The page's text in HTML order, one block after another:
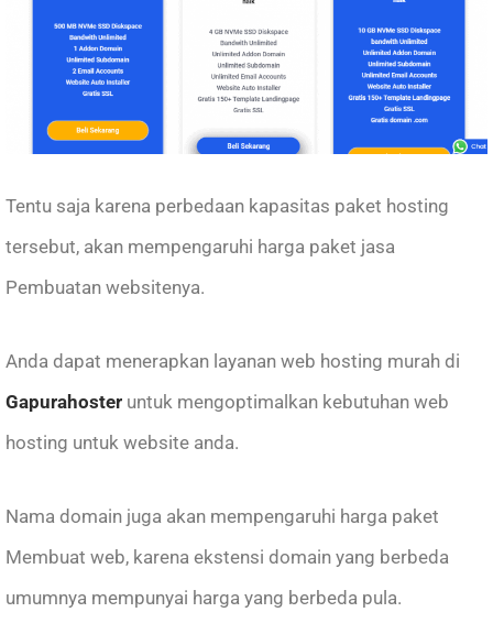
Tentu saja karena perbedaan kapasitas paket hosting
tersebut, akan mempengaruhi harga paket jasa
Pembuatan websitenya.
Anda dapat menerapkan layanan web hosting murah di
Gapurahoster untuk mengoptimalkan kebutuhan web
hosting untuk website anda.
Nama domain juga akan mempengaruhi harga paket
Membuat web, karena ekstensi domain yang berbeda
umumnya mempunyai harga yang berbeda pula.